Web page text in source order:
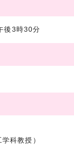
後3時30分
科教授）